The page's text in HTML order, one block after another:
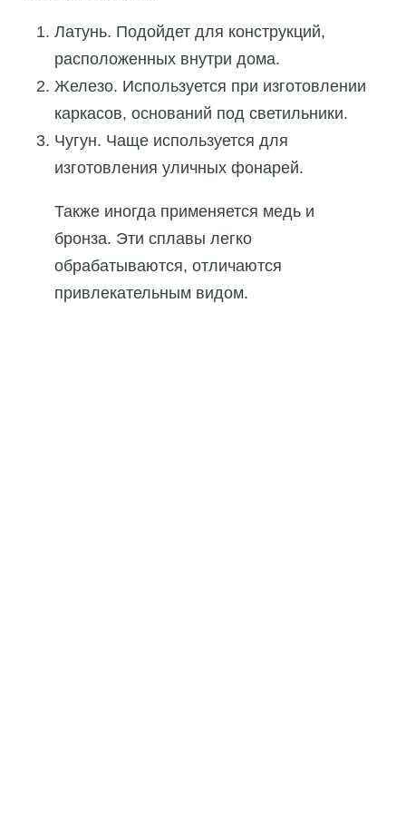
Латунь. Подойдет для конструкций,
расположенных внутри дома.
Железо. Используется при изготовлении
каркасов, оснований под светильники.
Чугун. Чаще используется для
изготовления уличных фонарей.
Также иногда применяется медь и
бронза. Эти сплавы легко
обрабатываются, отличаются
привлекательным видом.